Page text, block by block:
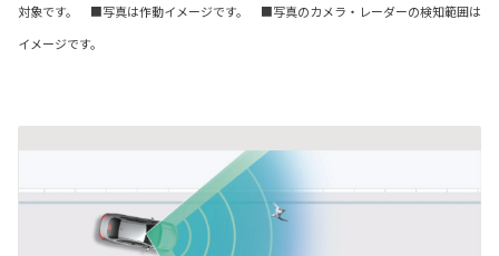
対象です。 ■写真は作動イメージです。 ■写真のカメラ・レーダーの検知範囲は
イメージです。